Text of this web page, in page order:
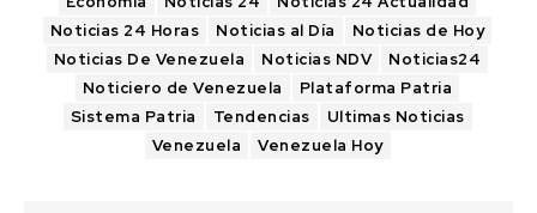
Noticias 24 Horas
Noticias al Día
Noticias de Hoy
Noticias De Venezuela
Noticias NDV
Noticias24
Noticiero de Venezuela
Plataforma Patria
Sistema Patria
Tendencias
Ultimas Noticias
Venezuela
Venezuela Hoy